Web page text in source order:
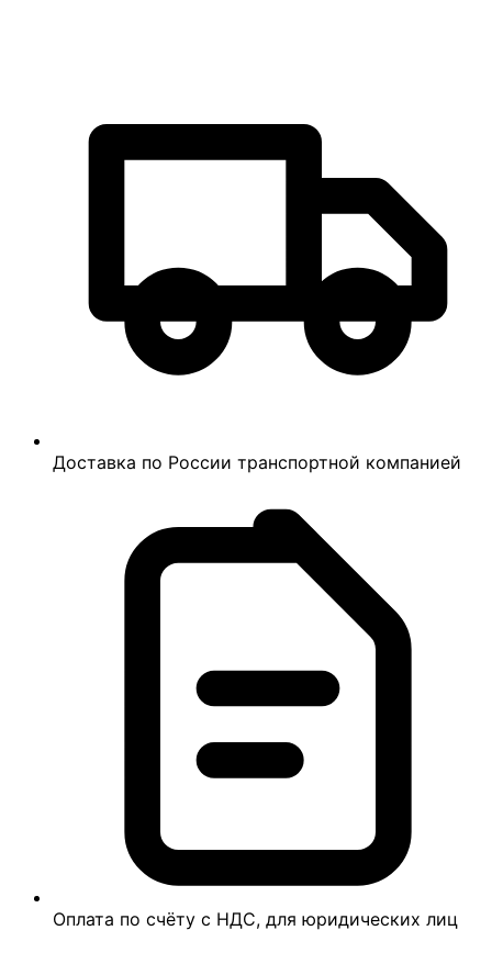
Доставка по России транспортной компанией
Оплата по счёту с НДС, для юридических лиц